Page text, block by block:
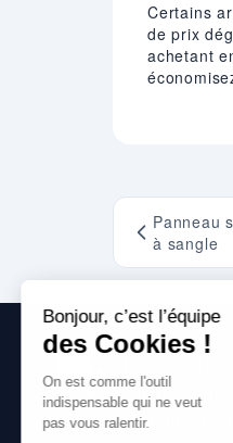
Certains
de prix
achetant
Panneau
à sangle
Nous
Consultez
toute